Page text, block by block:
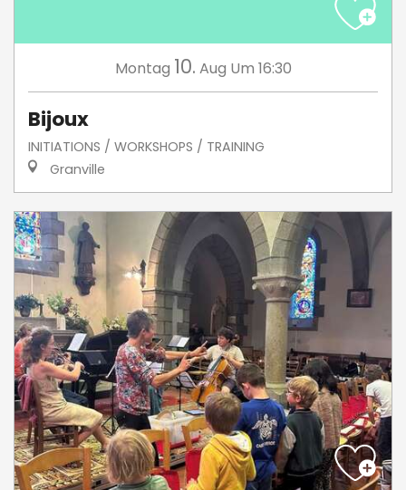
Montag 10. Aug Um 16:30
Bijoux
INITIATIONS / WORKSHOPS / TRAINING
Granville